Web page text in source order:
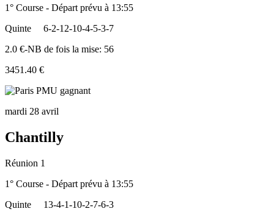
1° Course - Départ prévu à 13:55
Quinte
6-2-12-10-4-5-3-7
2.0 €-NB de fois la mise: 56
3451.40 €
mardi 28 avril
Chantilly
Réunion 1
1° Course - Départ prévu à 13:55
Quinte
13-4-1-10-2-7-6-3